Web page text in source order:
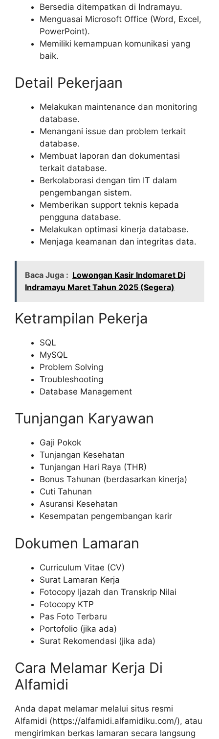
Bersedia ditempatkan di Indramayu.
Menguasai Microsoft Office (Word, Excel,
PowerPoint).
Memiliki kemampuan komunikasi yang
baik.
Detail Pekerjaan
Melakukan maintenance dan monitoring
database.
Menangani issue dan problem terkait
database.
Membuat laporan dan dokumentasi
terkait database.
Berkolaborasi dengan tim IT dalam
pengembangan sistem.
Memberikan support teknis kepada
pengguna database.
Melakukan optimasi kinerja database.
Menjaga keamanan dan integritas data.
Baca Juga : Lowongan Kasir Indomaret Di
Indramayu Maret Tahun 2025 (Segera)
Ketrampilan Pekerja
SQL
MySQL
Problem Solving
Troubleshooting
Database Management
Tunjangan Karyawan
Gaji Pokok
Tunjangan Kesehatan
Tunjangan Hari Raya (THR)
Bonus Tahunan (berdasarkan kinerja)
Cuti Tahunan
Asuransi Kesehatan
Kesempatan pengembangan karir
Dokumen Lamaran
Curriculum Vitae (CV)
Surat Lamaran Kerja
Fotocopy Ijazah dan Transkrip Nilai
Fotocopy KTP
Pas Foto Terbaru
Portofolio (jika ada)
Surat Rekomendasi (jika ada)
Cara Melamar Kerja Di
Alfamidi
Anda dapat melamar melalui situs resmi
Alfamidi (https://alfamidi.alfamidiku.com/), atau
mengirimkan berkas lamaran secara langsung